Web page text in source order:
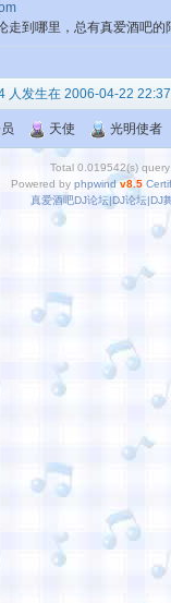
走到哪里，总有真爱酒吧的
人发生在 2006-04-22 22:37
天使 光明使者
Total 0.019542(s)
Powered by phpwind v8.5
真爱酒吧DJ论坛|DJ论坛|DJ